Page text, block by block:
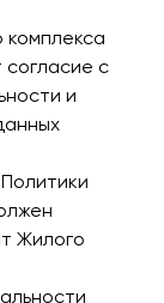
комплекса
согласие с
и
Жилого